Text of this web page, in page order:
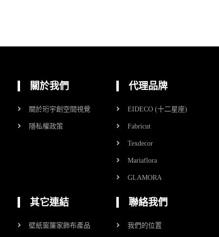
關於我們
關於珩宇創空間視覺
隱私權政策
代理品牌
EIDECO (十二星座)
Fabricut
Texdecor
Mariaflora
GLAMORA
其它連結
壁紙窗簾家飾布產品
聯絡我們
我們的位置